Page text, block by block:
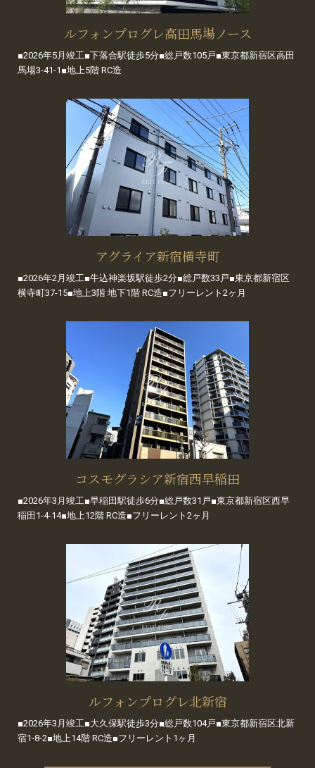
ルフォンプログレ高田馬場ノース
■2026年5月竣工■下落合駅徒歩5分■総戸数105戸■東京都新宿区高田
馬場3-41-1■地上5階 RC造
アグライア新宿横寺町
■2026年2月竣工■牛込神楽坂駅徒歩2分■総戸数33戸■東京都新宿区
横寺町37-15■地上3階 地下1階 RC造■フリーレント2ヶ月
コスモグラシア新宿西早稲田
■2026年3月竣工■早稲田駅徒歩6分■総戸数31戸■東京都新宿区西早
稲田1-4-14■地上12階 RC造■フリーレント2ヶ月
ルフォンプログレ北新宿
■2026年3月竣工■大久保駅徒歩3分■総戸数104戸■東京都新宿区北新
宿1-8-2■地上14階 RC造■フリーレント1ヶ月